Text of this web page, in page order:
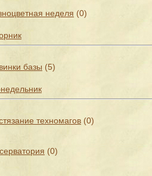
неделя (0)
базы (5)
техномагов (0)
(0)